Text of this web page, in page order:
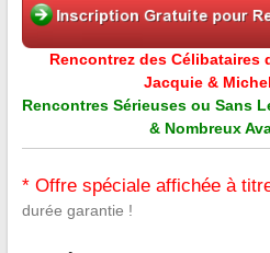
Rencontrez des Célibataires
Jacquie &
Rencontres Sérieuses ou Sans
& Nombreux
* Offre spéciale affichée à
durée garantie !